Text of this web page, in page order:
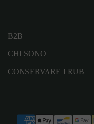
B2B
CHI SONO
CONSERVARE I RUB
Modalità di pagamento